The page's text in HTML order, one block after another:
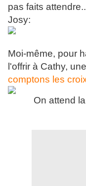
pas faits
Josy:
Moi-même, pour
l'offrir à Cathy,
comptons les
On attend